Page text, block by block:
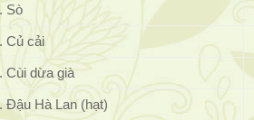
Sò
Củ cải
Cùi dừa già
Đậu Hà Lan (hạt)